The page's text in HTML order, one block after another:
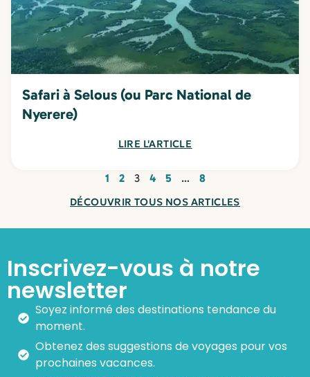
Safari à Selous (ou Parc National de
Nyerere)
LIRE L'ARTICLE
1 2 3 4 5 … 8
DÉCOUVRIR TOUS NOS ARTICLES
Inscrivez-vous à notre
newsletter
Soyez informé des destinations tendance du
moment.
Obtenez des suggestions de voyages pour vos
prochaines vacances.